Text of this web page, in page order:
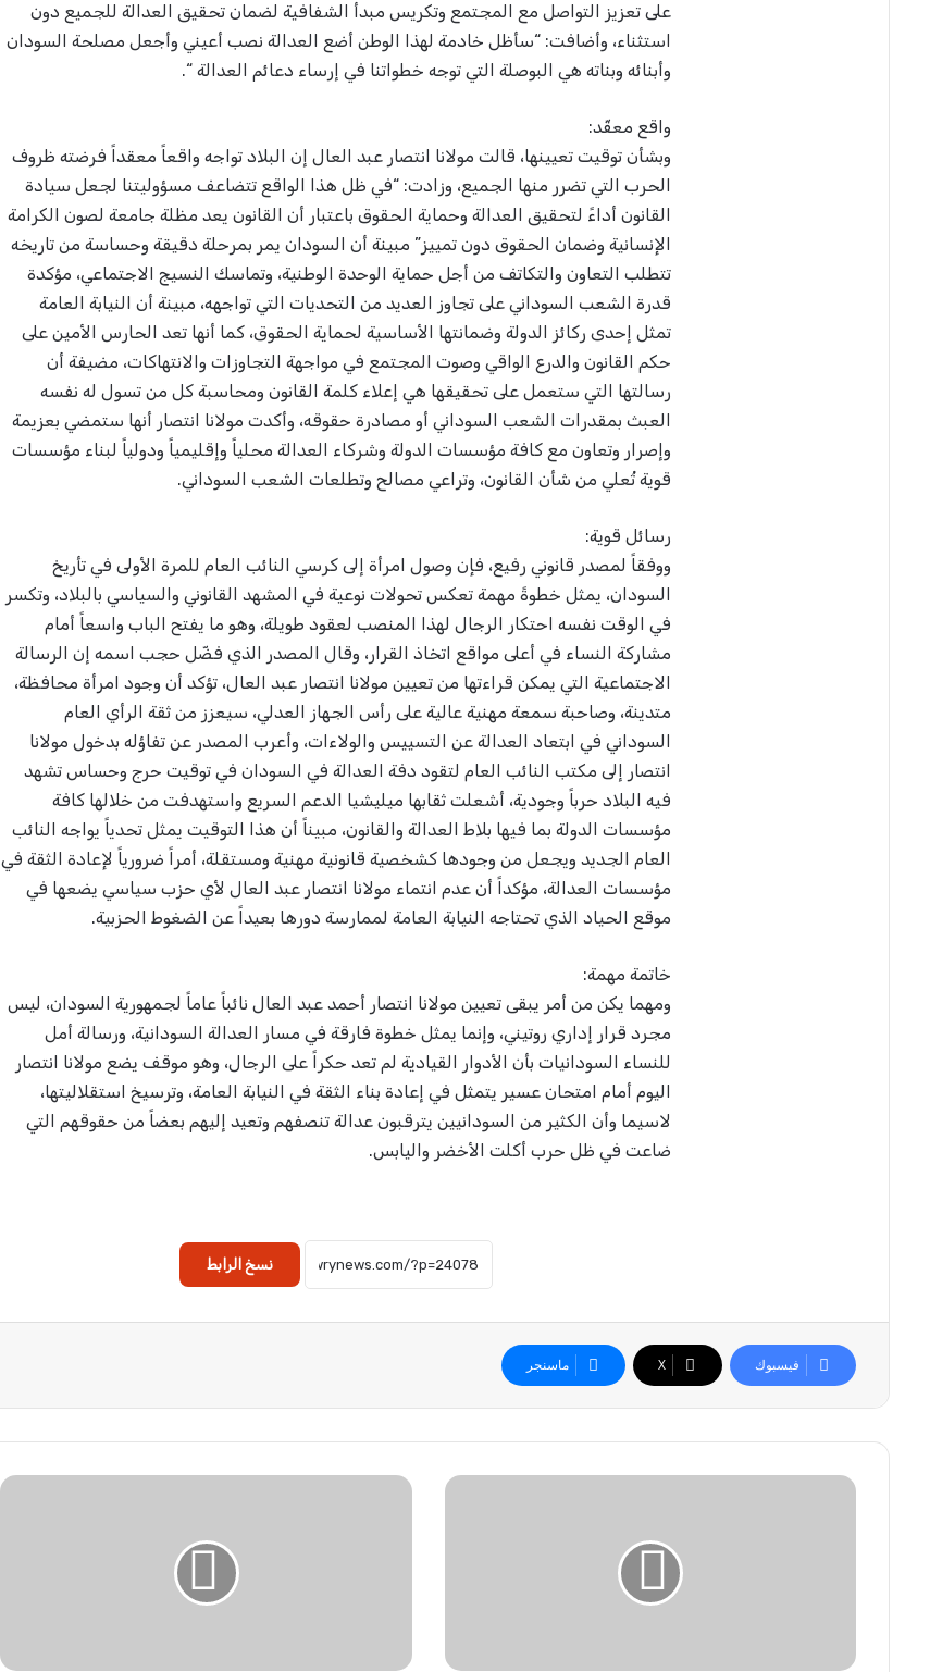
على تعزيز التواصل مع المجتمع وتكريس مبدأ الشفافية لضمان تحقيق العدالة للجميع دون
استثناء، وأضافت: “سأظل خادمة لهذا الوطن أضع العدالة نصب أعيني وأجعل مصلحة السودان
وأبنائه وبناته هي البوصلة التي توجه خطواتنا في إرساء دعائم العدالة “.
واقع معقّد:
وبشأن توقيت تعيينها، قالت مولانا انتصار عبد العال إن البلاد تواجه واقعاً معقداً فرضته ظروف
الحرب التي تضرر منها الجميع، وزادت: “في ظل هذا الواقع تتضاعف مسؤوليتنا لجعل سيادة
القانون أداءً لتحقيق العدالة وحماية الحقوق باعتبار أن القانون يعد مظلة جامعة لصون الكرامة
الإنسانية وضمان الحقوق دون تمييز” مبينة أن السودان يمر بمرحلة دقيقة وحساسة من تاريخه
تتطلب التعاون والتكاتف من أجل حماية الوحدة الوطنية، وتماسك النسيج الاجتماعي، مؤكدة
قدرة الشعب السوداني على تجاوز العديد من التحديات التي تواجهه، مبينة أن النيابة العامة
تمثل إحدى ركائز الدولة وضمانتها الأساسية لحماية الحقوق، كما أنها تعد الحارس الأمين على
حكم القانون والدرع الواقي وصوت المجتمع في مواجهة التجاوزات والانتهاكات، مضيفة أن
رسالتها التي ستعمل على تحقيقها هي إعلاء كلمة القانون ومحاسبة كل من تسول له نفسه
العبث بمقدرات الشعب السوداني أو مصادرة حقوقه، وأكدت مولانا انتصار أنها ستمضي بعزيمة
وإصرار وتعاون مع كافة مؤسسات الدولة وشركاء العدالة محلياً وإقليمياً ودولياً لبناء مؤسسات
قوية تُعلي من شأن القانون، وتراعي مصالح وتطلعات الشعب السوداني.
رسائل قوية:
ووفقاً لمصدر قانوني رفيع، فإن وصول امرأة إلى كرسي النائب العام للمرة الأولى في تأريخ
السودان، يمثل خطوةً مهمة تعكس تحولات نوعية في المشهد القانوني والسياسي بالبلاد، وتكسر
في الوقت نفسه احتكار الرجال لهذا المنصب لعقود طويلة، وهو ما يفتح الباب واسعاً أمام
مشاركة النساء في أعلى مواقع اتخاذ القرار، وقال المصدر الذي فضّل حجب اسمه إن الرسالة
الاجتماعية التي يمكن قراءتها من تعيين مولانا انتصار عبد العال، تؤكد أن وجود امرأة محافظة،
متدينة، وصاحبة سمعة مهنية عالية على رأس الجهاز العدلي، سيعزز من ثقة الرأي العام
السوداني في ابتعاد العدالة عن التسييس والولاءات، وأعرب المصدر عن تفاؤله بدخول مولانا
انتصار إلى مكتب النائب العام لتقود دفة العدالة في السودان في توقيت حرج وحساس تشهد
فيه البلاد حرباً وجودية، أشعلت ثقابها ميليشيا الدعم السريع واستهدفت من خلالها كافة
مؤسسات الدولة بما فيها بلاط العدالة والقانون، مبيناً أن هذا التوقيت يمثل تحدياً يواجه النائب
العام الجديد ويجعل من وجودها كشخصية قانونية مهنية ومستقلة، أمراً ضرورياً لإعادة الثقة في
مؤسسات العدالة، مؤكداً أن عدم انتماء مولانا انتصار عبد العال لأي حزب سياسي يضعها في
موقع الحياد الذي تحتاجه النيابة العامة لممارسة دورها بعيداً عن الضغوط الحزبية.
خاتمة مهمة:
ومهما يكن من أمر يبقى تعيين مولانا انتصار أحمد عبد العال نائباً عاماً لجمهورية السودان، ليس
مجرد قرار إداري روتيني، وإنما يمثل خطوة فارقة في مسار العدالة السودانية، ورسالة أمل
للنساء السودانيات بأن الأدوار القيادية لم تعد حكراً على الرجال، وهو موقف يضع مولانا انتصار
اليوم أمام امتحان عسير يتمثل في إعادة بناء الثقة في النيابة العامة، وترسيخ استقلاليتها،
لاسيما وأن الكثير من السودانيين يترقبون عدالة تنصفهم وتعيد إليهم بعضاً من حقوقهم التي
ضاعت في ظل حرب أكلت الأخضر واليابس.
نسخ الرابط
فيسبوك ‫X ماسنجر
ا
أ